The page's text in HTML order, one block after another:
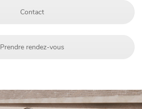
Contact
Prendre rendez-vous